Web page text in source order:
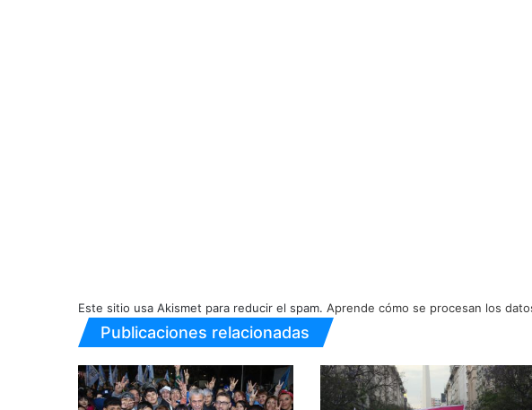
Este sitio usa Akismet para reducir el spam. Aprende cómo se procesan los
Publicaciones relacionadas